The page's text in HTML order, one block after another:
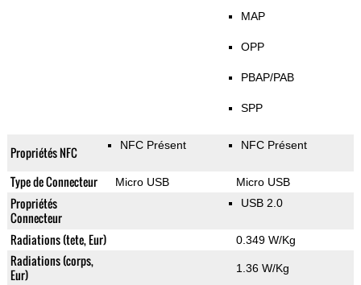
MAP
OPP
PBAP/PAB
SPP
Propriétés NFC NFC Présent NFC Présent
Type de Connecteur Micro USB Micro USB
Propriétés
Connecteur
USB 2.0
Radiations (tete, Eur) 0.349 W/Kg
Radiations (corps,
Eur)
1.36 W/Kg